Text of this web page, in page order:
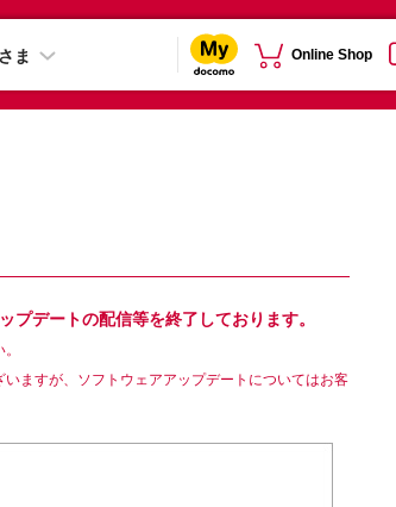
ま Online Shop
デートの配信等を終了しております。
ますが、ソフトウェアアップデートについてはお客